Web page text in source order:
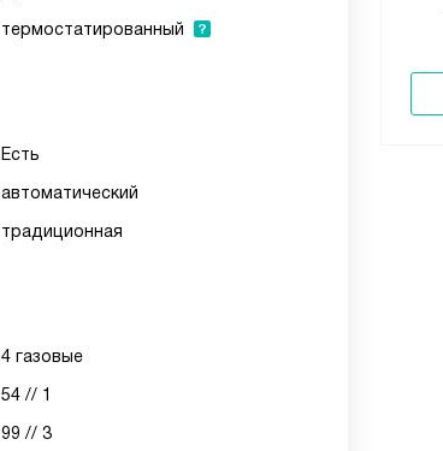
термостатированный
Есть
автоматический
традиционная
4 газовые
54 // 1
99 // 3